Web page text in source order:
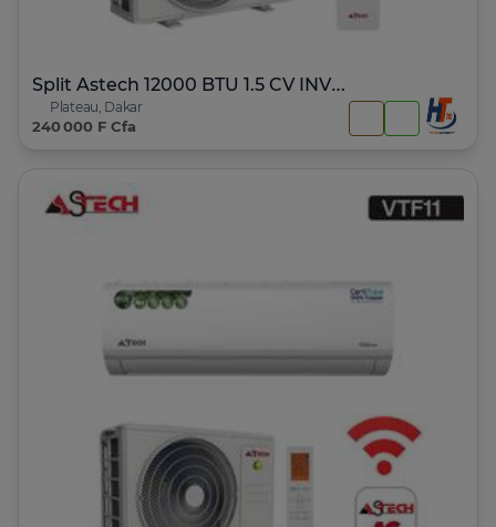
Split Astech 12000 BTU 1.5 CV INVERTER
Plateau, Dakar
240 000 F Cfa